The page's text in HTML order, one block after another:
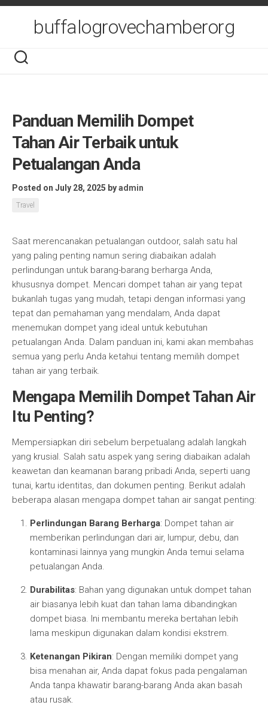
Skip
buffalogrovechamberorg
Panduan Memilih Dompet
Tahan Air Terbaik untuk
Petualangan Anda
Posted on July 28, 2025 byadmin
Travel
Saat merencanakan petualangan outdoor, salah satu hal
yang paling penting namun sering diabaikan adalah
perlindungan untuk barang-barang berharga Anda,
khususnya dompet. Mencari dompet tahan air yang tepat
bukanlah tugas yang mudah, tetapi dengan informasi yang
tepat dan pemahaman yang mendalam, Anda dapat
menemukan dompet yang ideal untuk kebutuhan
petualangan Anda. Dalam panduan ini, kami akan membahas
semua yang perlu Anda ketahui tentang memilih dompet
tahan air yang terbaik.
Mengapa Memilih Dompet Tahan Air
Itu Penting?
Mempersiapkan diri sebelum berpetualang adalah langkah
yang krusial. Salah satu aspek yang sering diabaikan adalah
keawetan dan keamanan barang pribadi Anda, seperti uang
tunai, kartu identitas, dan dokumen penting. Berikut adalah
beberapa alasan mengapa dompet tahan air sangat penting:
Perlindungan Barang Berharga: Dompet tahan air
memberikan perlindungan dari air, lumpur, debu, dan
kontaminasi lainnya yang mungkin Anda temui selama
petualangan Anda.
Durabilitas: Bahan yang digunakan untuk dompet tahan
air biasanya lebih kuat dan tahan lama dibandingkan
dompet biasa. Ini membantu mereka bertahan lebih
lama meskipun digunakan dalam kondisi ekstrem.
Ketenangan Pikiran: Dengan memiliki dompet yang
bisa menahan air, Anda dapat fokus pada pengalaman
Anda tanpa khawatir barang-barang Anda akan basah
atau rusak.